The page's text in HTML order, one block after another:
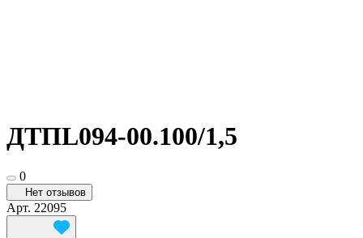
ДТПL094-00.100/1,5
0
Нет отзывов
Арт. 22095